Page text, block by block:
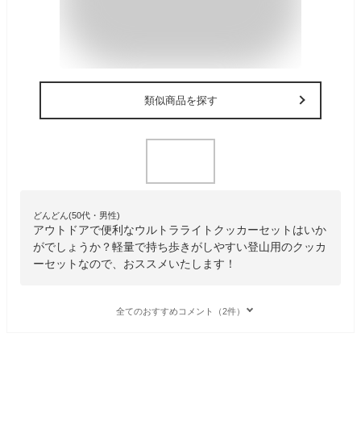
類似商品を探す
どんどん(50代・男性)
アウトドアで便利なウルトラライトクッカーセットはいか
がでしょうか？軽量で持ち歩きがしやすい登山用のクッカ
ーセットなので、おススメいたします！
全てのおすすめコメント（2件）